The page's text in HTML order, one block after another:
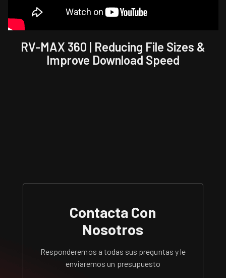
RV-MAX 360 | Reducing File Sizes &
Improve Download Speed
Contacta Con
Nosotros
Responderemos a todas sus preguntas y le
enviaremos un presupuesto